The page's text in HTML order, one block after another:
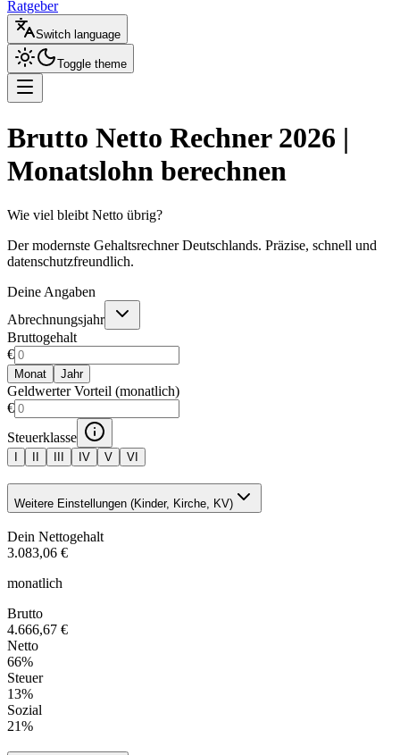
Ratgeber
Switch language
Toggle theme
Brutto Netto Rechner 2026 |
Monatslohn berechnen
Wie viel bleibt Netto übrig?
Der modernste Gehaltsrechner Deutschlands. Präzise, schnell und
datenschutzfreundlich.
Deine Angaben
Abrechnungsjahr
Bruttogehalt
€
Monat Jahr
Geldwerter Vorteil (monatlich)
€
Steuerklasse
IV V VI
Weitere Einstellungen (Kinder, Kirche, KV)
Dein Nettogehalt
3.083,06 €
monatlich
Brutto
4.666,67 €
Netto
66%
Steuer
13%
Sozial
21%